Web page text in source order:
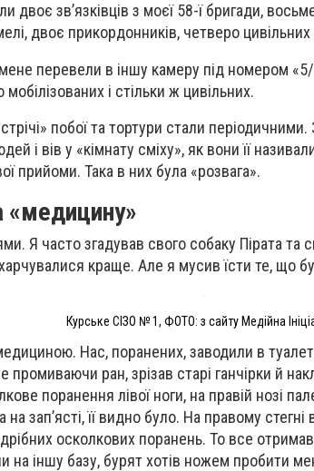
двоє зв’язківців з моєї 58-ї бригади,
двоє прикордонників, четверо цивільних
перевели в іншу камеру під номером
і стільки ж цивільних.
побої та тортури стали
і вів у «кімнату сміху», як вони її
прийоми. Така в них була «розвага».
«медицину»
Я часто згадував свого собаку Пірата
краще. Але я мусив їсти те, що
Курське СІЗО № 1, ФОТО: з сайту Медійна
Нас, поранених, заводили в туалет
промиваючи ран, зрізав старі ганчірки й
поранення лівої ноги, на правій нозі
на зап’ясті, її видно було. На правому
осколкових поранень. То все
на іншу базу, бурят хотів ножем пробити